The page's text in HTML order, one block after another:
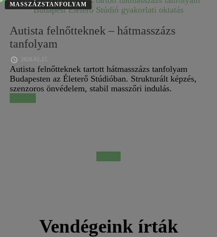
MASSZÁZSTANFOLYAM
Autista felnőtteknek – hátmasszázs
tanfolyam
2026.02.27.
Autista felnőtteknek tartott hátmasszázs tanfolyam
Budapesten az Életerő Stúdióban. Strukturált képzés,
szenzoros önvédelem, stabil masszőri indulás.
Vendégeink írták